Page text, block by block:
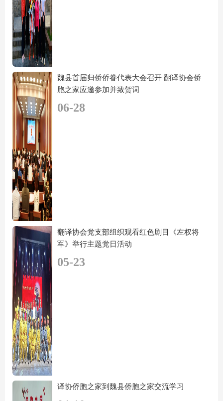
魏县首届归侨侨眷代表大会召开 翻译协会侨
胞之家应邀参加并致贺词
06-28
翻译协会党支部组织观看红色剧目《左权将
军》举行主题党日活动
05-23
译协侨胞之家到魏县侨胞之家交流学习